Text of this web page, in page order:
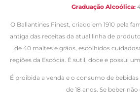
Graduação Alcoólica:
O Ballantines Finest, criado em 1910 pela
antiga das receitas da atual linha de
de 40 maltes e grãos, escolhidos
regiões da Escócia. É sutil, doce e possui
É proibida a venda e o consumo de
de 18 anos. Se beber não